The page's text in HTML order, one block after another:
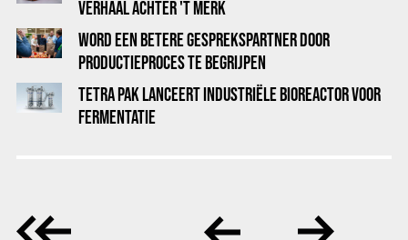
VERHAAL ACHTER 'T MERK
WORD EEN BETERE GESPREKSPARTNER DOOR
PRODUCTIEPROCES TE BEGRIJPEN
TETRA PAK LANCEERT INDUSTRIËLE BIOREACTOR VOOR
FERMENTATIE